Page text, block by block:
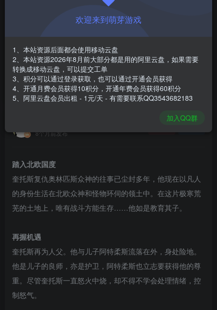
￥1
免费
登录购买
安装包大小
游戏本体大小
64.2 GB
8个月前发布
踏入北欧国度
奎托斯复仇奥林匹斯众神的往事已尘封多年，他现在以凡人
的身份生活在北欧众神和怪物环伺的领土中。在这片极寒荒
芜的土地上，唯有战斗方能生存……他如是教育其子。
再握机遇
奎托斯再为人父。他与儿子阿特柔斯流落在外，身处险地。
他是儿子的良师，亦是护卫，阿特柔斯也立志要获得他的尊
重。尽管奎托斯一直怒火中烧，却不得不学会处理情绪，控
制怒气。
欢迎来到萌芽游戏
1、本站资源后面都会使用移动云盘
2、本站资源2026年8月前大部分都是用的阿里云盘，如果需要
转换成移动云盘，可以提交工单
3、积分可以通过登录获取，也可以通过开通会员获得
4、开通月费会员获得10积分，开通年费会员获得60积分
5、阿里云盘会员出租 - 1元/天 - 有需要联系QQ3543682183
加入QQ群